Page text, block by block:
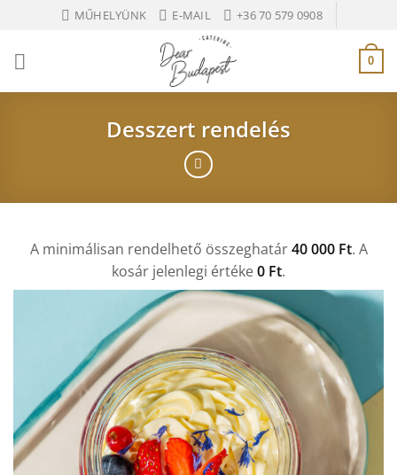
tartalomra
MŰHELYÜNK E-MAIL +36 70 579 0908
0
Desszert rendelés
A minimálisan rendelhető összeghatár40 000 Ft. A
kosár jelenlegi értéke0 Ft.